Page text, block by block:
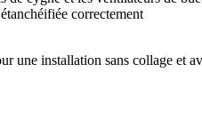
correctement
une installation sans collage et